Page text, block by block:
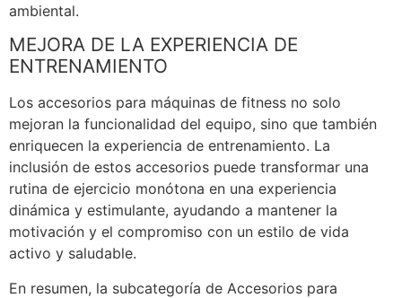
ambiental.
MEJORA DE LA EXPERIENCIA DE
ENTRENAMIENTO
Los accesorios para máquinas de fitness no solo
mejoran la funcionalidad del equipo, sino que también
enriquecen la experiencia de entrenamiento. La
inclusión de estos accesorios puede transformar una
rutina de ejercicio monótona en una experiencia
dinámica y estimulante, ayudando a mantener la
motivación y el compromiso con un estilo de vida
activo y saludable.
En resumen, la subcategoría de Accesorios para